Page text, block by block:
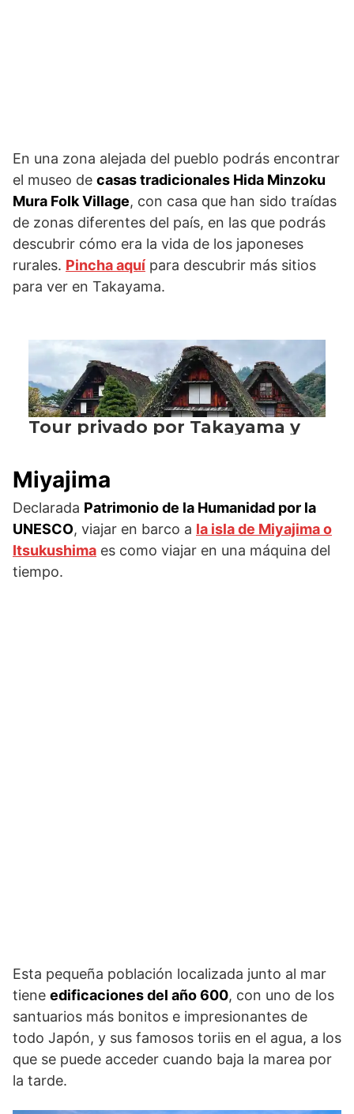
En una zona alejada del pueblo podrás encontrar
el museo de casas tradicionales Hida Minzoku
Mura Folk Village, con casa que han sido traídas
de zonas diferentes del país, en las que podrás
descubrir cómo era la vida de los japoneses
rurales. Pincha aquí para descubrir más sitios
para ver en Takayama.
Miyajima
Declarada Patrimonio de la Humanidad por la
UNESCO, viajar en barco a la isla de Miyajima o
Itsukushima es como viajar en una máquina del
tiempo.
Esta pequeña población localizada junto al mar
tiene edificaciones del año 600, con uno de los
santuarios más bonitos e impresionantes de
todo Japón, y sus famosos toriis en el agua, a los
que se puede acceder cuando baja la marea por
la tarde.